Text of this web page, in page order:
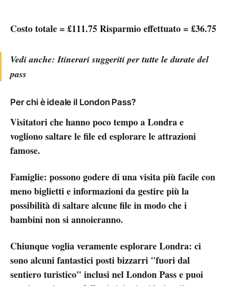
Costo totale = £111.75 Risparmio effettuato = £36.75
Vedi anche: Itinerari suggeriti per tutte le durate del
pass
Per chi è ideale il London Pass?
Visitatori che hanno poco tempo a Londra e
vogliono saltare le file ed esplorare le attrazioni
famose.
Famiglie: possono godere di una visita più facile con
meno biglietti e informazioni da gestire più la
possibilità di saltare alcune file in modo che i
bambini non si annoieranno.
Chiunque voglia veramente esplorare Londra: ci
sono alcuni fantastici posti bizzarri "fuori dal
sentiero turistico" inclusi nel London Pass e puoi